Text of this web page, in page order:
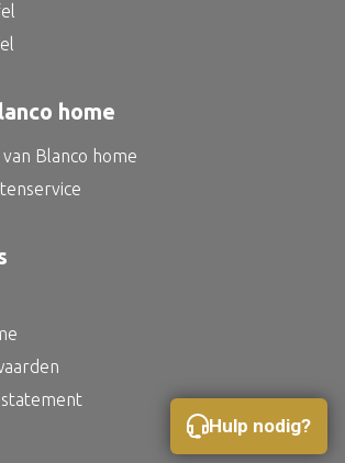
Hulp nodig?
home
Blanco home